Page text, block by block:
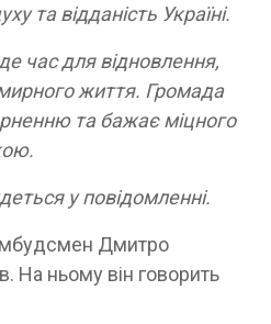
та відданість Україні.
час для відновлення,
мирного життя. Громада
та бажає міцного
у повідомленні.
Дмитро
На ньому він говорить